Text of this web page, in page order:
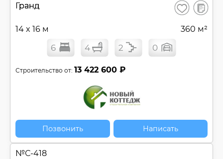
Гранд Сохранить
В
14 x 16 м 360 м²
6 4 2 0
Строительство от: 13 422 600 ₽
Позвонить Написать
№С-418